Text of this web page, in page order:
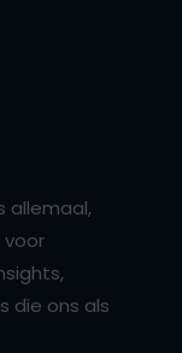
allemaal,
voor
die ons als